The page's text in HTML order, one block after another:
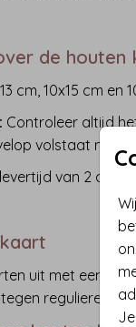
de houten
cm, 10x15 cm en
Controleer altijd
volstaat
van 2 a 3
uit met een
reguliere